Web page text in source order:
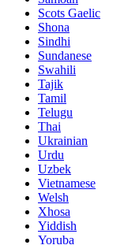
Scots Gaelic
Shona
Sindhi
Sundanese
Swahili
Tajik
Tamil
Telugu
Thai
Ukrainian
Urdu
Uzbek
Vietnamese
Welsh
Xhosa
Yiddish
Yoruba